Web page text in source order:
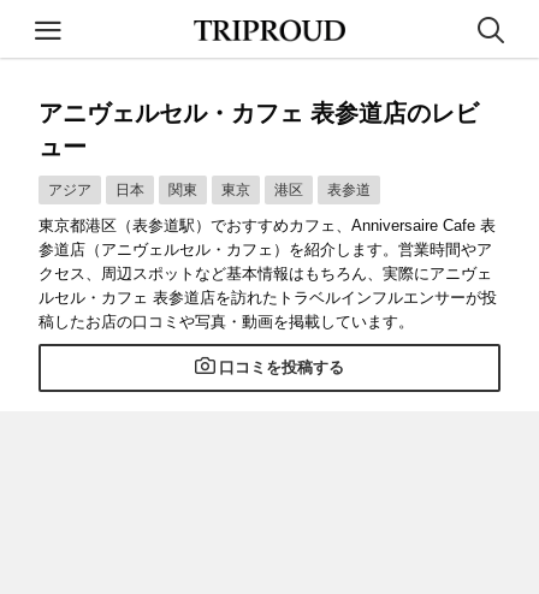
アニヴェルセル・カフェ 表参道店のレビ
ュー
アジア 日本 関東 東京 港区 表参道
東京都港区（表参道駅）でおすすめカフェ、Anniversaire Cafe 表
参道店（アニヴェルセル・カフェ）を紹介します。営業時間やア
クセス、周辺スポットなど基本情報はもちろん、実際にアニヴェ
ルセル・カフェ 表参道店を訪れたトラベルインフルエンサーが投
稿したお店の口コミや写真・動画を掲載しています。
口コミを投稿する